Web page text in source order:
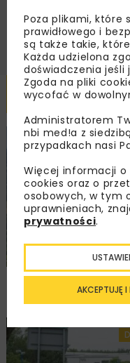
Powiązane
PKP PLK
– Szczyrzyc
Poza plikami, które
prawidłowego i
są także takie,
Każda udzielona
doświadczenia jeśli
Zgoda na pliki
wycofać w
Administratorem
nbi med!a z
przypadkach nasi
Więcej informacji o
cookies oraz o
osobowych, w tym
uprawnieniach,
prywatności.
AKCEPTUJĘ